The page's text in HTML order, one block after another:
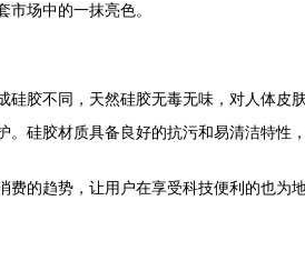
场中的一抹亮色。
硅胶不同，天然硅胶无毒无味，对人体
硅胶材质具备良好的抗污和易清洁特性
的趋势，让用户在享受科技便利的也为